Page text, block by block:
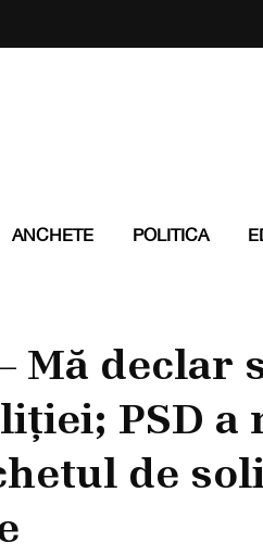
ANCHETE POLITICA
Mă declar
PSD a
de